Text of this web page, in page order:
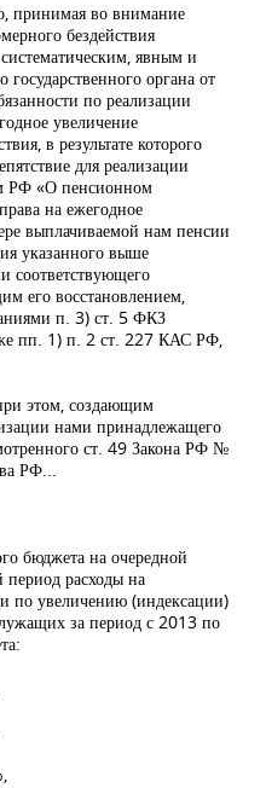
принимая во внимание
бездействия
явным и
органа от
по реализации
увеличение
в результате которого
для реализации
РФ «О пенсионном
на ежегодное
выплачиваемой нам пенсии
указанного выше
соответствующего
его восстановлением,
п. 3) ст. 5 ФКЗ
пп. 1) п. 2 ст. 227 КАС РФ,
этом, создающим
нами принадлежащего
ст. 49 Закона РФ №
РФ...
бюджета на очередной
расходы на
по увеличению (индексации)
за период с 2013 по